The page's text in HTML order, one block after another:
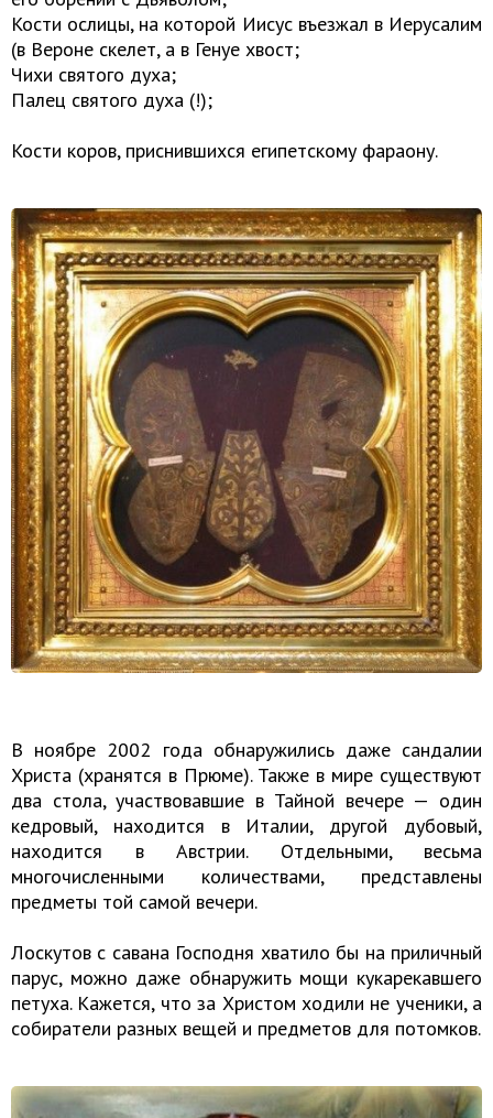
Кости ослицы, на которой Иисус въезжал в Иерусалим
(в Вероне скелет, а в Генуе хвост;
Чихи святого духа;
Палец святого духа (!);
Кости коров, приснившихся египетскому фараону.
В ноябре 2002 года обнаружились даже сандалии
Христа (хранятся в Прюме). Также в мире существуют
два стола, участвовавшие в Тайной вечере — один
кедровый, находится в Италии, другой дубовый,
находится в Австрии. Отдельными, весьма
многочисленными количествами, представлены
предметы той самой вечери.
Лоскутов с савана Господня хватило бы на приличный
парус, можно даже обнаружить мощи кукарекавшего
петуха. Кажется, что за Христом ходили не ученики, а
собиратели разных вещей и предметов для потомков.